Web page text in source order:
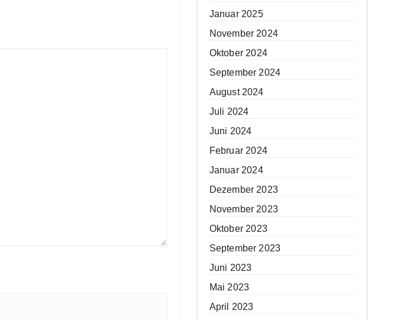
Januar 2025
November 2024
Oktober 2024
September 2024
August 2024
Juli 2024
Juni 2024
Februar 2024
Januar 2024
Dezember 2023
November 2023
Oktober 2023
September 2023
Juni 2023
Mai 2023
April 2023